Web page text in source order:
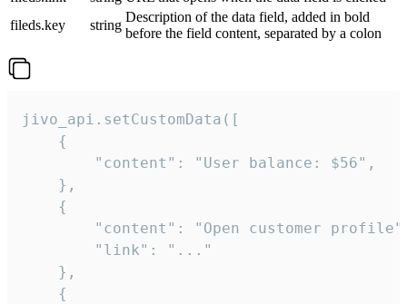
fileds.key
string
Description of the data field, added in bold
before the field content, separated by a colon
jivo_api.setCustomData([
    {
        "content": "User balance: $56",
    },
    {
"content": "Open customer
        "link": "..."
    },
    {